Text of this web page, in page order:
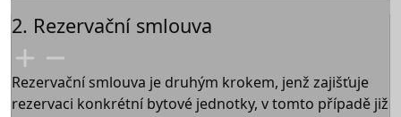
2. Rezervační smlouva
Rezervační smlouva je druhým krokem, jenž zajišťuje
rezervaci konkrétní bytové jednotky, v tomto případě již